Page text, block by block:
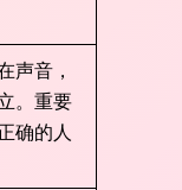
声音，
。重要
确的人